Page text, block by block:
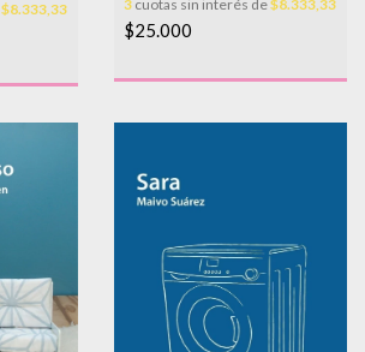
$8.333,33 3 cuotas sin interés de$8.333,33
$25.000